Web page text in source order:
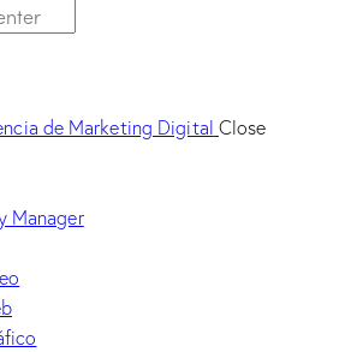
de Marketing Digital Close
Manager